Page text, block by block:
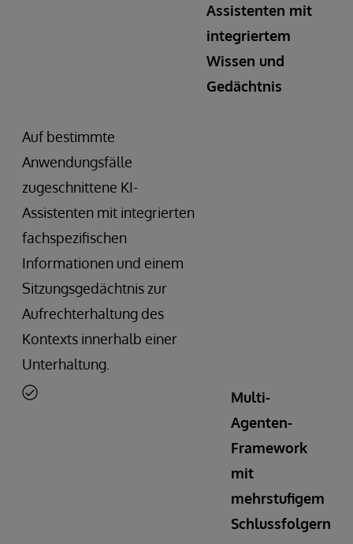
Assistenten mit
integriertem
Wissen und
Gedächtnis
Auf bestimmte
Anwendungsfälle
zugeschnittene KI-
Assistenten mit integrierten
fachspezifischen
Informationen und einem
Sitzungsgedächtnis zur
Aufrechterhaltung des
Kontexts innerhalb einer
Unterhaltung.
Multi-
Agenten-
Framework
mit
mehrstufigem
Schlussfolgern